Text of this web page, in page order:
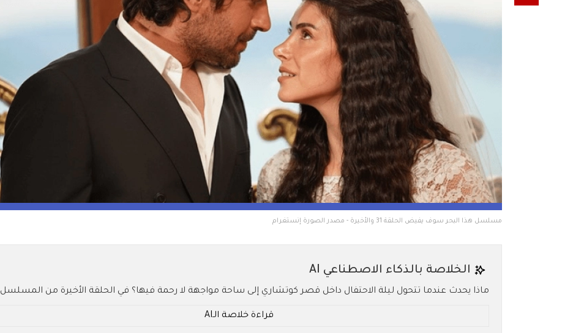
مسلسل هذا البحر سوف يفيض الحلقة 31 والأخيرة - مصدر الصورة إنستغرام
الخلاصة بالذكاء الاصطناعي AI
ماذا يحدث عندما تتحول ليلة الاحتفال داخل قصر كوتشاري إلى ساحة مواجهة لا رحمة فيها؟ في الحلقة الأخيرة من المسلسل
قراءة خلاصة الـAI